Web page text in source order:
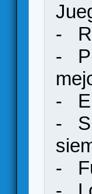
-
-
- El
- Si
-